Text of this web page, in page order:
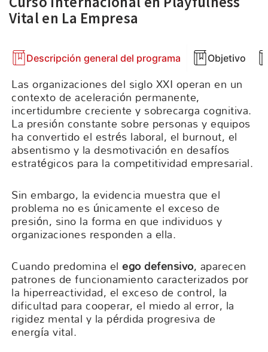
Vital en La Empresa
Descripción general del programa Objetivo
Las organizaciones del siglo XXI operan en un
contexto de aceleración permanente,
incertidumbre creciente y sobrecarga cognitiva.
La presión constante sobre personas y equipos
ha convertido el estrés laboral, el burnout, el
absentismo y la desmotivación en desafíos
estratégicos para la competitividad empresarial.
Sin embargo, la evidencia muestra que el
problema no es únicamente el exceso de
presión, sino la forma en que individuos y
organizaciones responden a ella.
Cuando predomina elego defensivo, aparecen
patrones de funcionamiento caracterizados por
la hiperreactividad, el exceso de control, la
dificultad para cooperar, el miedo al error, la
rigidez mental y la pérdida progresiva de
energía vital.